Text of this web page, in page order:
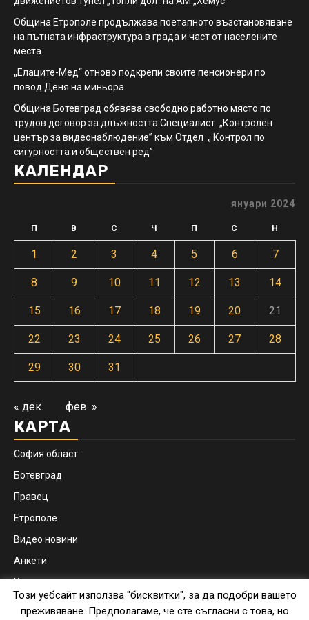
Община Етрополе продължава поетапното възстановяване
на пътната инфраструктура в града и част от населените
места
„Елаците-Мед“ отново подкрепи своите пенсионери по
повод Деня на миньора
Община Ботевград обявява свободно работно място по
трудов договор за длъжността Специалист „Контролен
център за видеонаблюдение” към Отдел „ Контрол по
сигурността и обществен ред”
КАЛЕНДАР
януари 2024
П В С Ч П С Н
1 2 3 4 5 6 7
8 9 10 11 12 13 14
15 16 17 18 19 20 21
22 23 24 25 26 27 28
29 30 31
« дек. фев. »
КАРТА
София област
Ботевград
Правец
Етрополе
Видео новини
Анкети
Контакти
Този уебсайт използва "бисквитки", за да подобри вашето
преживяване. Предполагаме, че сте съгласни с това, но